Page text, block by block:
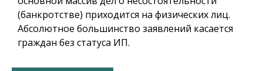
(банкротстве) приходится на физических лиц.
Абсолютное большинство заявлений касается
граждан без статуса ИП.